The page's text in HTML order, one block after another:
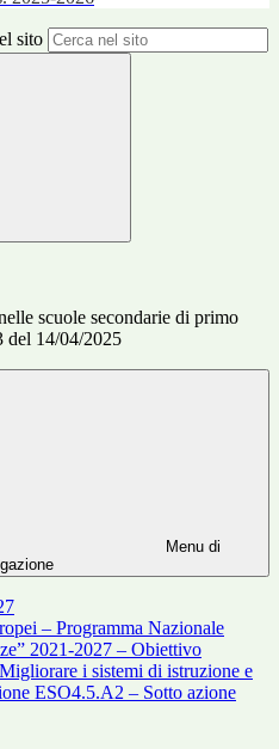
sito
scuole secondarie di primo
del 14/04/2025
Menu di
– Programma Nazionale
2021-2027 – Obiettivo
i sistemi di istruzione e
ESO4.5.A2 – Sotto azione